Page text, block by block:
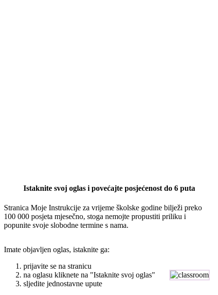
Istaknite svoj oglas i povećajte posjećenost do 6 puta
Stranica Moje Instrukcije za vrijeme školske godine bilježi preko
100 000 posjeta mjesečno, stoga nemojte propustiti priliku i
popunite svoje slobodne termine s nama.
Imate objavljen oglas, istaknite ga:
prijavite se na stranicu
na oglasu kliknete na "Istaknite svoj oglas"
sljedite jednostavne upute